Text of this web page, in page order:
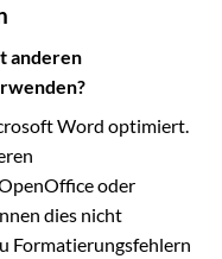
anderen
Word optimiert.
oder
dies nicht
Formatierungsfehlern